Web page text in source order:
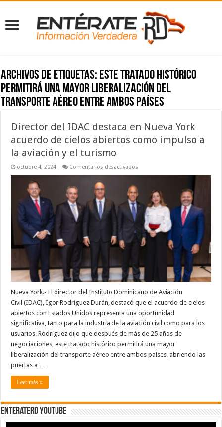
Archivos de etiquetas: este tratado histórico
permitirá una mayor liberalización del
transporte aéreo entre ambos países
Director del IDAC destaca en Nueva York
acuerdo de cielos abiertos como impulso a
la aviación y el turismo
octubre 4, 2024 Comentarios desactivados
destaca
Nueva
York
acuerdo
de
cielos
abiertos
como
aviación
y
el
turismo
Nueva York.- El director del Instituto Dominicano de Aviación
Civil (IDAC), Igor Rodríguez Durán, destacó que el acuerdo de cielos
abiertos con Estados Unidos representa una oportunidad
significativa, tanto para la industria de la aviación civil como para los
usuarios. Rodríguez dijo que después de más de 25 años de
negociaciones, este tratado histórico permitirá una mayor
liberalización del transporte aéreo entre ambos países, abriendo las
puertas a …
Leer más »
EnterateRD YOUTUBE